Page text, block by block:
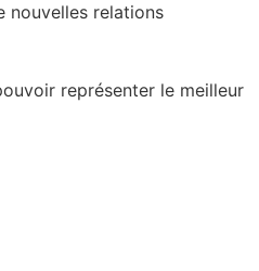
nouvelles relations
représenter le meilleur